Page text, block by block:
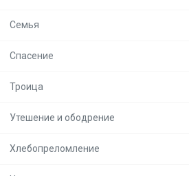
Семья
Спасение
Троица
Утешение и ободрение
Хлебопреломление